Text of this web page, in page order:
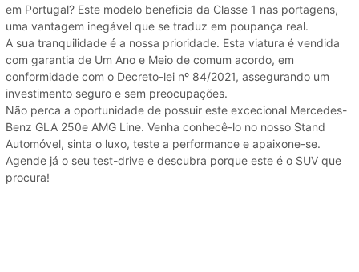
em Portugal? Este modelo beneficia da Classe 1 nas portagens,
uma vantagem inegável que se traduz em poupança real.
A sua tranquilidade é a nossa prioridade. Esta viatura é vendida
com garantia de Um Ano e Meio de comum acordo, em
conformidade com o Decreto-lei nº 84/2021, assegurando um
investimento seguro e sem preocupações.
Não perca a oportunidade de possuir este excecional Mercedes-
Benz GLA 250e AMG Line. Venha conhecê-lo no nosso Stand
Automóvel, sinta o luxo, teste a performance e apaixone-se.
Agende já o seu test-drive e descubra porque este é o SUV que
procura!